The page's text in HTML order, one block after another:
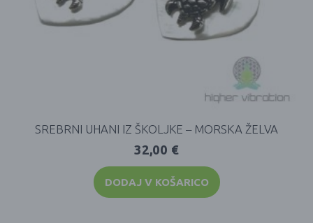
SREBRNI UHANI IZ ŠKOLJKE – MORSKA ŽELVA
32,00 €
DODAJ V KOŠARICO